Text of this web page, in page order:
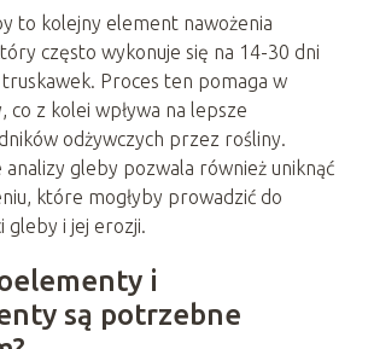
to kolejny element nawożenia
często wykonuje się na 14-30 dni
Proces ten pomaga w
co z kolei wpływa na lepsze
odżywczych przez rośliny.
gleby pozwala również uniknąć
które mogłyby prowadzić do
gleby i jej erozji.
i
są potrzebne